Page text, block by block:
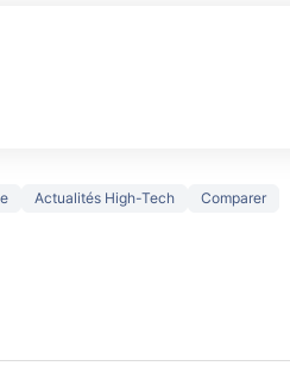
Actualités High-Tech Comparer